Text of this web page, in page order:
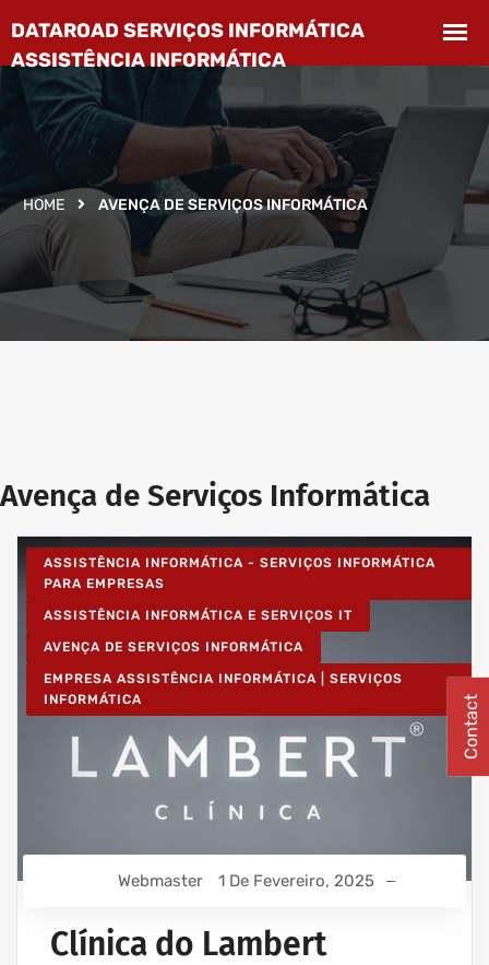
HOME AVENÇA DE SERVIÇOS INFORMÁTICA
Avença de Serviços Informática
ASSISTÊNCIA INFORMÁTICA - SERVIÇOS INFORMÁTICA
PARA EMPRESAS
ASSISTÊNCIA INFORMÁTICA E SERVIÇOS IT
AVENÇA DE SERVIÇOS INFORMÁTICA
EMPRESA ASSISTÊNCIA INFORMÁTICA | SERVIÇOS
INFORMÁTICA
Webmaster 1 De Fevereiro, 2025
Clínica do Lambert
Contact